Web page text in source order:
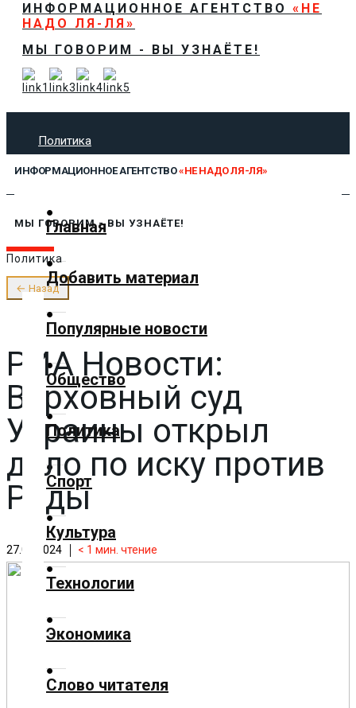
ИНФОРМАЦИОННОЕ АГЕНТСТВО «НЕ
НАДО ЛЯ-ЛЯ»
МЫ ГОВОРИМ - ВЫ УЗНАЁТЕ!
Политика
Технологии
Предложить новость
О нас
✕
Главная
Добавить
материал
Популярные
новости
Общество
Политика
ИНФОРМАЦИОННОЕ АГЕНТСТВО«НЕ НАДО ЛЯ-ЛЯ»
Главная
Добавить материал
Популярные новости
Общество
Политика
Спорт
Культура
Технологии
Экономика
Слово читателя
МЫ ГОВОРИМ - ВЫ УЗНАЁТЕ!
Политика
← Назад
РИА Новости:
Верховный суд
Украины открыл
дело по иску против
Рады
27.04.2024 < 1 мин. чтение